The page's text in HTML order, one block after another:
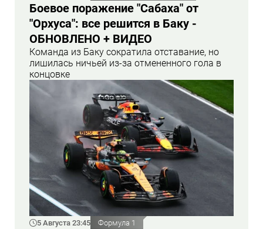
Боевое поражение "Сабаха" от
"Орхуса": все решится в Баку -
ОБНОВЛЕНО + ВИДЕО
Команда из Баку сократила отставание, но
лишилась ничьей из-за отмененного гола в
концовке
5 Августа 23:45 Формула 1